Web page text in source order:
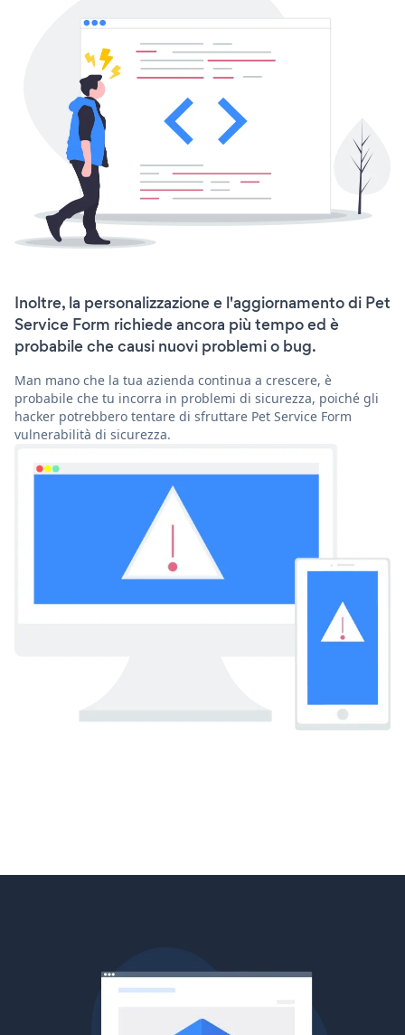
Inoltre, la personalizzazione e l'aggiornamento di Pet
Service Form richiede ancora più tempo ed è
probabile che causi nuovi problemi o bug.
Man mano che la tua azienda continua a crescere, è
probabile che tu incorra in problemi di sicurezza, poiché gli
hacker potrebbero tentare di sfruttare Pet Service Form
vulnerabilità di sicurezza.